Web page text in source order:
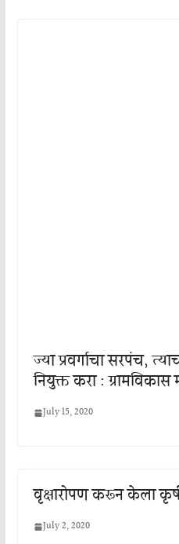
ज्या प्रवर्गाचा सरपंच,
नियुक्त करा : ग्रामविकास
July 15, 2020
वृक्षारोपण करून केला
July 2, 2020